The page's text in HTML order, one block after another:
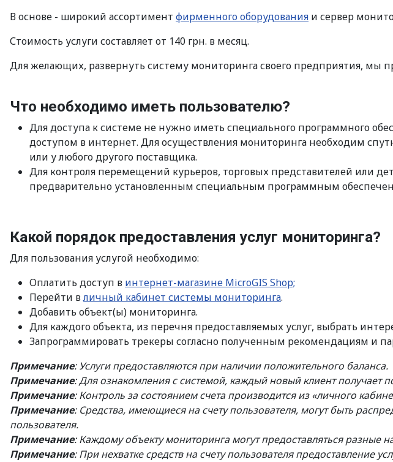
В основе - широкий ассортимент фирменного оборудования и сервер
Стоимость услуги составляет от 140 грн. в месяц.
Для желающих, развернуть систему мониторинга своего предприятия, мы
Что необходимо иметь пользователю?
Для доступа к системе не нужно иметь специального программного
доступом в интернет. Для осуществления мониторинга необходим
или у любого другого поставщика.
Для контроля перемещений курьеров, торговых представителей или
предварительно установленным специальным программным
Какой порядок предоставления услуг мониторинга?
Для пользования услугой необходимо:
Оплатить доступ в интернет-магазине MicroGIS Shop;
Перейти вличный кабинет системы мониторинга.
Добавить объект(ы) мониторинга.
Для каждого объекта, из перечня предоставляемых услуг, выбрать
Запрограммировать трекеры согласно полученным рекомендациям и
Примечание: Услуги предоставляются при наличии положительного баланса.
Примечание: Для ознакомления с системой, каждый новый клиент получает
Примечание: Контроль за состоянием счета производится из «личного
Примечание: Средства, имеющиеся на счету пользователя, могут быть
пользователя.
Примечание: Каждому объекту мониторинга могут предоставляться разные
Примечание: При нехватке средств на счету пользователя предоставление